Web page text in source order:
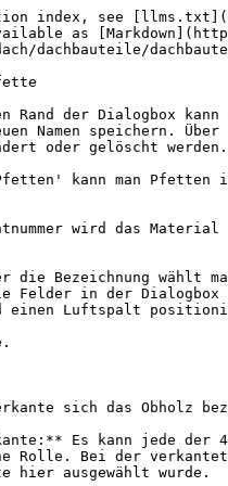
sich das Obholz bezieht. In der Regel ist dies die Lage 0, in der auch die Sparren liegen.

**Zu positionierende Pfettenkante:** Es kann jede der 4 Kanten einer Pfette positioniert werden. Bei der abgegrateten und normalen Pfette spielt dabei nur die Vorderseite und Rückseite eine Rolle. Bei der verkanteten Pfette können alle 4 Kanten positioniert werden. Das Obholz dagegen bezieht sich immer auf die vordere, obere Kante, egal welche Kante hier ausgewählt wurde.

**Obholztyp rechtw. / lotrecht** oder **Abgratungsbreite:** Dieses Feld ändert seine Bedeutung, abhängig vom gewählten Pfettentyp. Bei abgegrateten Pfetten kann hier die Abgratungsbreite eingegeben werden. Bei allen anderen Pfettentypen wird hier der Obholztyp eingestellt.

> Zusätzlich gibt es die Option 'Höhe'. Sobald man diesen Wert wählt, deaktiviert sich das nächste Feld 'Obholz', da es keine Bedeutung mehr hat. Bei der Eingabe der steigenden Pfette kann man dann für jedes Pfettenende einen Höhenpunkt wählen, dessen Wert manuell noch angepasst werden kann.

**Obholz bezogen auf Lage** oder **Abstand von Oberkante Lage:** Dieses Feld ändert seine Bedeutung, abhängig vom gewählten Pfettentyp. Bei abgegrateten Pfetten kann hier der Abstand zur Oberkante der gewählten Lage eingegeben werden. Bei allen anderen Pfettentypen wird hier das zum Obholztyp passende Obholz eingegeben.

**Richtung:** Mit der 'Richtung' beeinflusst man die